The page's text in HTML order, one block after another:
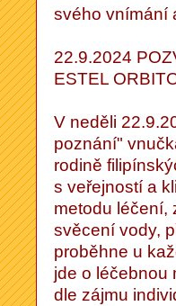
svého vnímání
22.9.2024
ESTEL
V neděli
poznání"
rodině
s veřejností a
metodu léčení,
svěcení vody,
proběhne u
jde o léčebnou
dle zájmu